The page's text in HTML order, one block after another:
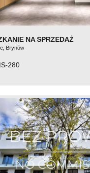
NA SPRZEDAŻ
Brynów
280